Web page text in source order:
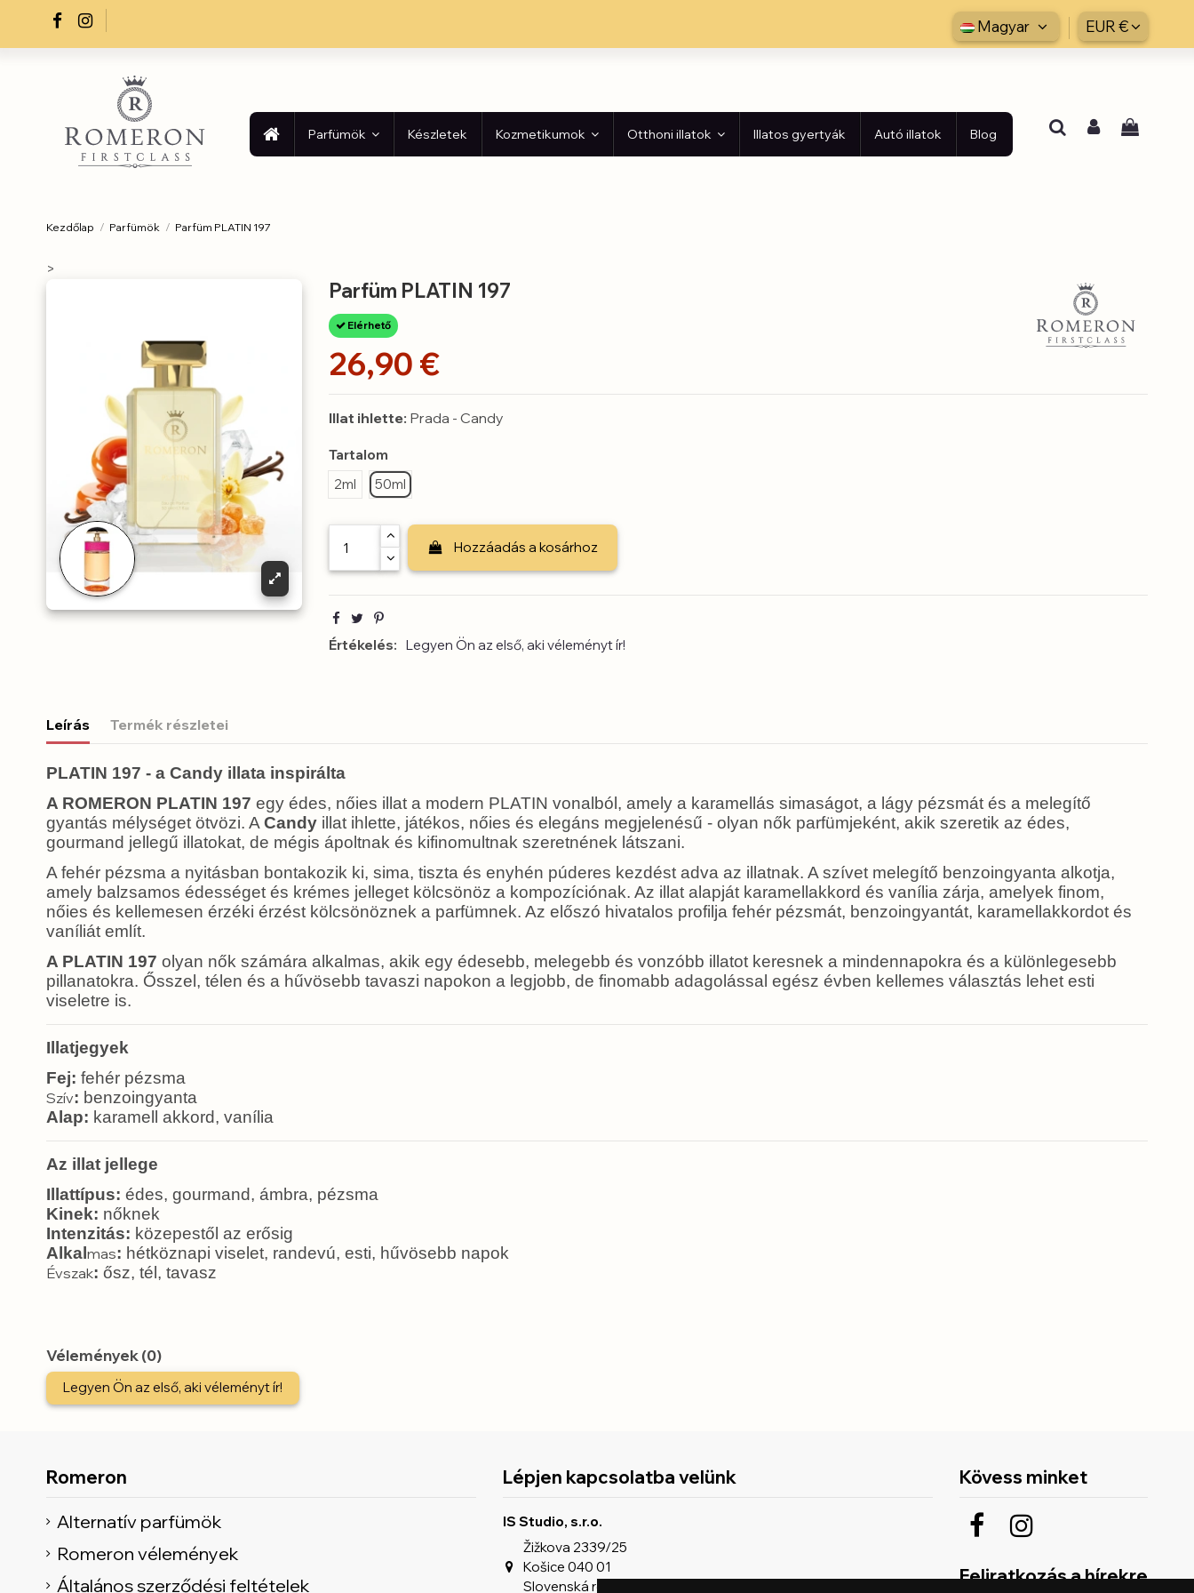
Magyar EUR €
Parfümök Készletek Kozmetikumok Otthoni illatok Illatos gyertyák Autó illatok Blog
Kezdőlap Parfümök Parfüm PLATIN 197
>
Parfüm PLATIN 197
Elérhető
26,90 €
Illat ihlette: Prada - Candy
Tartalom
2ml
50ml
Hozzáadás a kosárhoz
Értékelés: Legyen Ön az első, aki véleményt ír!
Leírás Termék részletei
PLATIN 197 - a Candy illata inspirálta
A ROMERON PLATIN 197 egy édes, nőies illat a modern PLATIN vonalból, amely a karamellás simaságot, a lágy pézsmát és a melegítő
gyantás mélységet ötvözi. A Candy illat ihlette, játékos, nőies és elegáns megjelenésű - olyan nők parfümjeként, akik szeretik az édes,
gourmand jellegű illatokat, de mégis ápoltnak és kifinomultnak szeretnének látszani.
A fehér pézsma a nyitásban bontakozik ki, sima, tiszta és enyhén púderes kezdést adva az illatnak. A szívet melegítő benzoingyanta alkotja,
amely balzsamos édességet és krémes jelleget kölcsönöz a kompozíciónak. Az illat alapját karamellakkord és vanília zárja, amelyek finom,
nőies és kellemesen érzéki érzést kölcsönöznek a parfümnek. Az előszó hivatalos profilja fehér pézsmát, benzoingyantát, karamellakkordot és
vaníliát említ.
A PLATIN 197 olyan nők számára alkalmas, akik egy édesebb, melegebb és vonzóbb illatot keresnek a mindennapokra és a különlegesebb
pillanatokra. Ősszel, télen és a hűvösebb tavaszi napokon a legjobb, de finomabb adagolással egész évben kellemes választás lehet esti
viseletre is.
Illatjegyek
Fej: fehér pézsma
Szív: benzoingyanta
Alap: karamell akkord, vanília
Az illat jellege
Illattípus: édes, gourmand, ámbra, pézsma
Kinek: nőknek
Intenzitás: közepestől az erősig
Alkal mas: hétköznapi viselet, randevú, esti, hűvösebb napok
Évszak: ősz, tél, tavasz
Vélemények (0)
Legyen Ön az első, aki véleményt ír!
Romeron
Alternatív parfümök
Romeron vélemények
Általános szerződési feltételek
Lépjen kapcsolatba velünk
IS Studio, s.r.o.
Žižkova 2339/25
Košice 040 01
Slovenská republika
Kövess minket
Feliratkozás a hírekre